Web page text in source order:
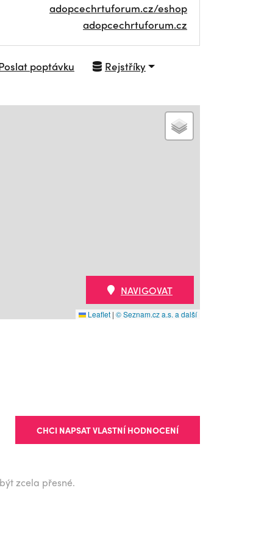
adopcechrtuforum.cz/eshop
adopcechrtuforum.cz
poptávku Rejstříky
Leaflet | © Seznam.cz a.s. a další
NAVIGOVAT
CHCI NAPSAT VLASTNÍ HODNOCENÍ
zcela přesné.